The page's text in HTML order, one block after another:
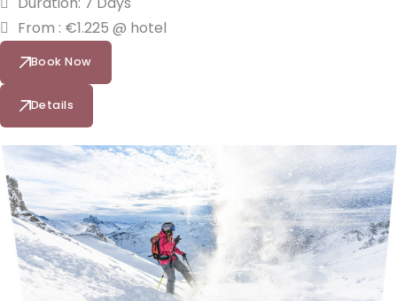
From : €1.225 @ hotel
Book Now
Details